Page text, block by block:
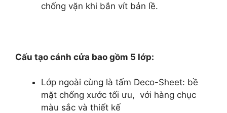
chống vặn khi bắn vít bản lề.
Cấu tạo cánh cửa bao gồm 5 lớp:
Lớp ngoài cùng là tấm Deco-Sheet: bề
mặt chống xước tối ưu, với hàng chục
màu sắc và thiết kế